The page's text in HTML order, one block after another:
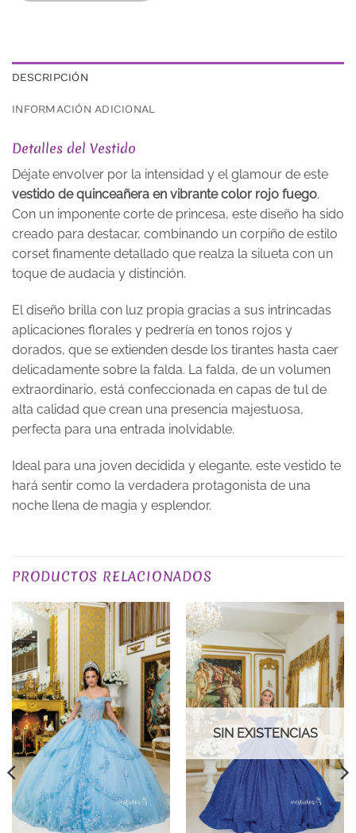
DESCRIPCIÓN
INFORMACIÓN ADICIONAL
Detalles del Vestido
Déjate envolver por la intensidad y el glamour de este
vestido de quinceañera en vibrante color rojo fuego.
Con un imponente corte de princesa, este diseño ha sido
creado para destacar, combinando un corpiño de estilo
corset finamente detallado que realza la silueta con un
toque de audacia y distinción.
El diseño brilla con luz propia gracias a sus intrincadas
aplicaciones florales y pedrería en tonos rojos y
dorados, que se extienden desde los tirantes hasta caer
delicadamente sobre la falda. La falda, de un volumen
extraordinario, está confeccionada en capas de tul de
alta calidad que crean una presencia majestuosa,
perfecta para una entrada inolvidable.
Ideal para una joven decidida y elegante, este vestido te
hará sentir como la verdadera protagonista de una
noche llena de magia y esplendor.
PLAZO DE ENTREGA Plazo de Entrega: 120 días
PRODUCTOS RELACIONADOS
SIN EXISTENCIAS